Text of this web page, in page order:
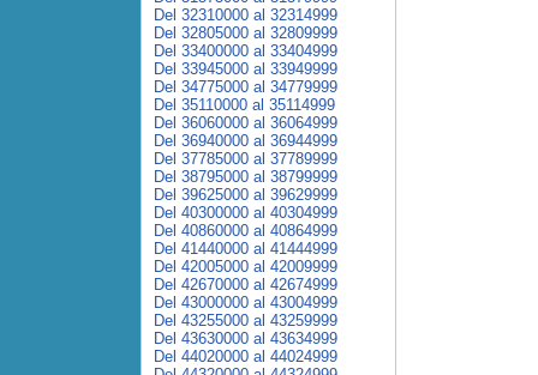
Del 32310000 al 32314999
Del 32805000 al 32809999
Del 33400000 al 33404999
Del 33945000 al 33949999
Del 34775000 al 34779999
Del 35110000 al 35114999
Del 36060000 al 36064999
Del 36940000 al 36944999
Del 37785000 al 37789999
Del 38795000 al 38799999
Del 39625000 al 39629999
Del 40300000 al 40304999
Del 40860000 al 40864999
Del 41440000 al 41444999
Del 42005000 al 42009999
Del 42670000 al 42674999
Del 43000000 al 43004999
Del 43255000 al 43259999
Del 43630000 al 43634999
Del 44020000 al 44024999